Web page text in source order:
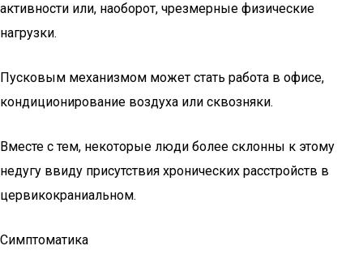
активности или, наоборот, чрезмерные физические
нагрузки.
Пусковым механизмом может стать работа в офисе,
кондиционирование воздуха или сквозняки.
Вместе с тем, некоторые люди более склонны к этому
недугу ввиду присутствия хронических расстройств в
цервикокраниальном.
Симптоматика